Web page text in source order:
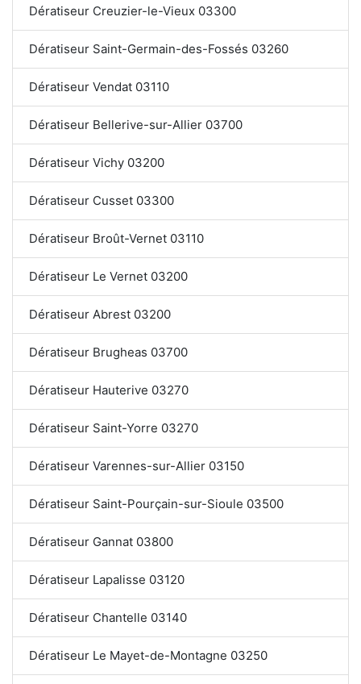
Dératiseur Creuzier-le-Vieux 03300
Dératiseur Saint-Germain-des-Fossés 03260
Dératiseur Vendat 03110
Dératiseur Bellerive-sur-Allier 03700
Dératiseur Vichy 03200
Dératiseur Cusset 03300
Dératiseur Broût-Vernet 03110
Dératiseur Le Vernet 03200
Dératiseur Abrest 03200
Dératiseur Brugheas 03700
Dératiseur Hauterive 03270
Dératiseur Saint-Yorre 03270
Dératiseur Varennes-sur-Allier 03150
Dératiseur Saint-Pourçain-sur-Sioule 03500
Dératiseur Gannat 03800
Dératiseur Lapalisse 03120
Dératiseur Chantelle 03140
Dératiseur Le Mayet-de-Montagne 03250